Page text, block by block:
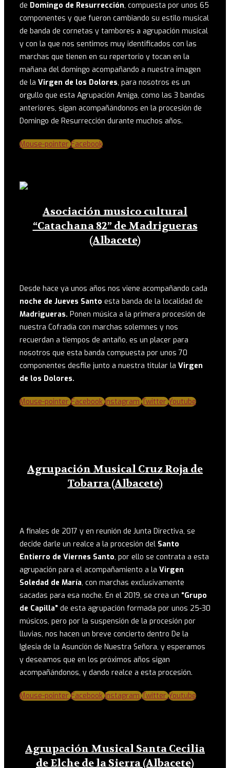
de Domingo de Resurrección, compuesta por unos 65
componentes y que fueron cambiando su estilo musical
de banda de cornetas y tambores a agrupación musical
y con la que nos sentimos muy identificados con las
marchas que tienen en su repertorio y tocan en la
mañana del domingo acompañando a nuestra imagen
de la Virgen de los Dolores, para nosotros es un
orgullo que esta Agrupación Amiga, como las 3 bandas
anteriores, sigan acompañándonos en la procesión de
Domingo de Resurrección durante muchos años.
Mouse-pointer Facebook
Asociación musico cultural
“Catachana 82” de Madrigueras
(Albacete)
Desde hace ya unos años nos viene acompañando cada
noche de Jueves Santo esta banda de la localidad de
Madrigueras. Ponen música a la primera procesión de
nuestra Cofradía con marchas solemnes y nos
recuerdan a tiempos de antaño, es un placer para
nosotros que esta banda compuesta por unos 70
componentes desfile junto a nuestra titular la Virgen
de los Dolores.
Mouse-pointer Facebook Instagram Twitter Youtube
Agrupación Musical Cruz Roja de
Tobarra (Albacete)
A finales de 2017 y en reunión de Junta Directiva, se
decide darle un realce a la procesión del Santo
Entierro de Viernes Santo, por ello se contrata a esta
agrupación para el acompañamiento a la Virgen
Soledad de María, con marchas exclusivamente
sacadas para esa noche. En el 2019, se crea un “Grupo
de Capilla” de esta agrupación formada por unos 25-30
músicos, pero por la suspensión de la procesión por
lluvias, nos hacen un breve concierto dentro De la
Iglesia de la Asunción de Nuestra Señora, y esperamos
y deseamos que en los próximos años sigan
acompañándonos, y dando realce a esta procesión.
Mouse-pointer Facebook Instagram Twitter Youtube
Agrupación Musical Santa Cecilia
de Elche de la Sierra (Albacete)